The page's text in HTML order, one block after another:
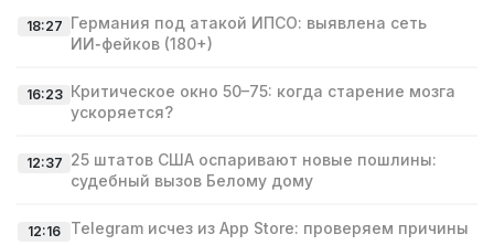
18:27 Германия под атакой ИПСО: выявлена сеть
ИИ‑фейков (180+)
16:23 Критическое окно 50–75: когда старение мозга
ускоряется?
12:37 25 штатов США оспаривают новые пошлины:
судебный вызов Белому дому
12:16
Telegram исчез из App Store: проверяем причины